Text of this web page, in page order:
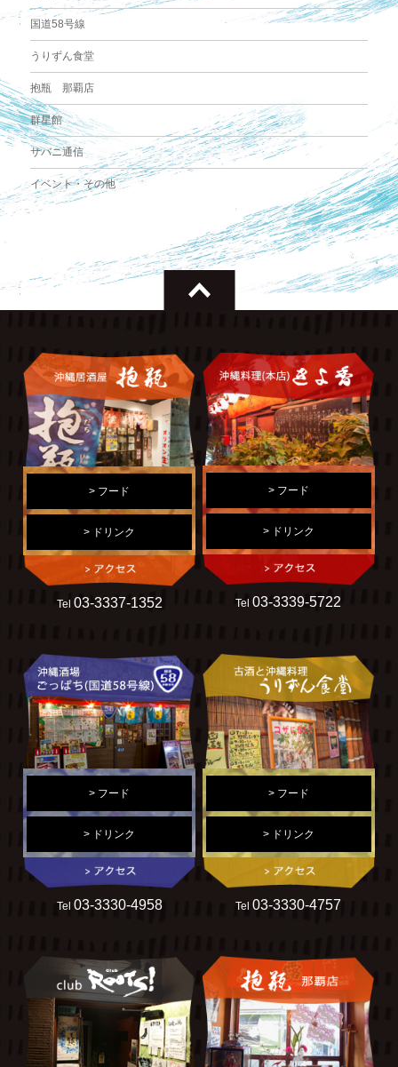
国道58号線
うりずん食堂
抱瓶 那覇店
群星館
サバニ通信
イベント・その他
> フード
> ドリンク
Tel 03-3337-1352
> フード
> ドリンク
Tel03-3339-5722
> フード
> ドリンク
Tel 03-3330-4958
> フード
> ドリンク
Tel03-3330-4757